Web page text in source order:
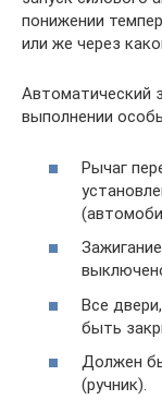
понижении
или же через
Автоматический
выполнении
Рычаг
Все
быть
Должен
(ручник).